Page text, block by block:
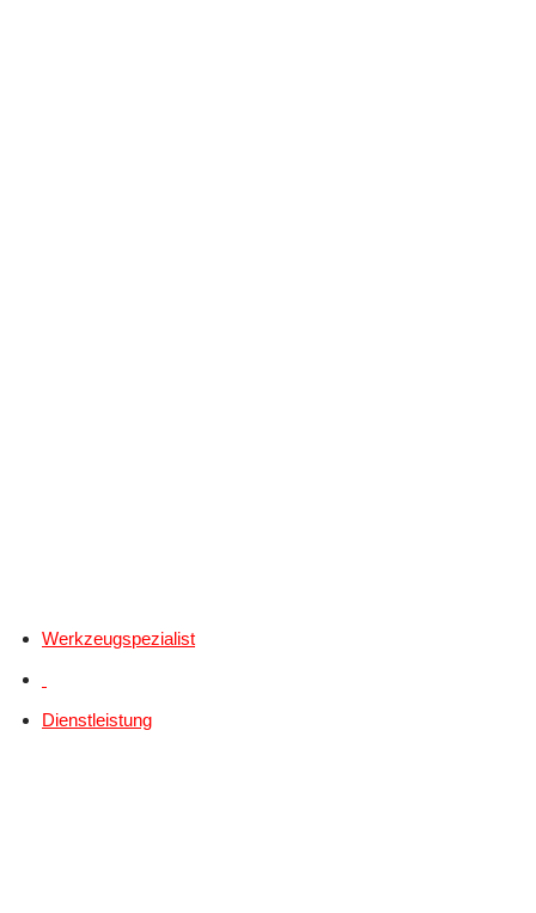
Werkzeugspezialist
Dienstleistung